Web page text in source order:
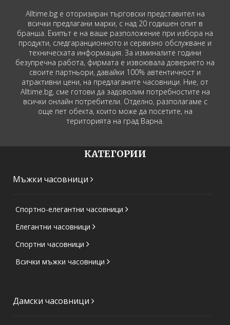
Alltime.bg е оторизиран търговски представител на
всички предлагани марки, с над 20 годишен опит в
бранша. Екипът е на ваше разположение при избора на
продукти, следгаранционното и сервизно обслужване и
техническата информация. За изминалите години
безупречна работа, фирмата е извоювала доверието на
своите партньори, давайки 100% автентичност и
атрактивни цени, на предлаганите часовници. Ние, от
Alltime.bg, сме готови да задоволим потребностите на
всички онлайн потребители. Отделно, разполагаме с
още пет обекта, които може да посетите, на
територията на град Варна.
КАТЕГОРИИ
Мъжки часовници
Спортно-елегантни часовници
Елегантни часовници
Спортни часовници
Всички мъжки часовници
Дамски часовници